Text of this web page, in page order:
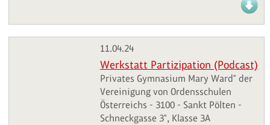
11.04.24
Werkstatt Partizipation (Podcast)
Privates Gymnasium Mary Ward" der
Vereinigung von Ordensschulen
Österreichs - 3100 - Sankt Pölten -
Schneckgasse 3", Klasse 3A